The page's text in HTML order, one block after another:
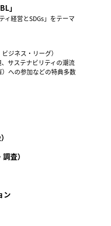
」
ィ経営とSDGs」をテーマ
ジネス・リーグ）
サステナビリティの潮流
への参加などの特典多数
査）
ン